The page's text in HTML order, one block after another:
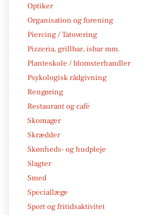
Optiker
Organisation og forening
Piercing / Tatovering
Pizzeria, grillbar, isbar mm.
Planteskole / blomsterhandler
Psykologisk rådgivning
Rengøring
Restaurant og café
Skomager
Skrædder
Skønheds- og hudpleje
Slagter
Smed
Speciallæge
Sport og fritidsaktivitet